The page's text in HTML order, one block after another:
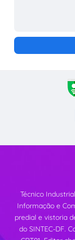
Técnico
Informação e
predial e vistoria
do SINTEC-DF.